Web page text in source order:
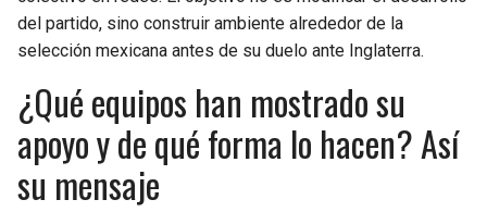
del partido, sino construir ambiente alrededor de la
selección mexicana antes de su duelo ante Inglaterra.
¿Qué equipos han mostrado su
apoyo y de qué forma lo hacen? Así
su mensaje